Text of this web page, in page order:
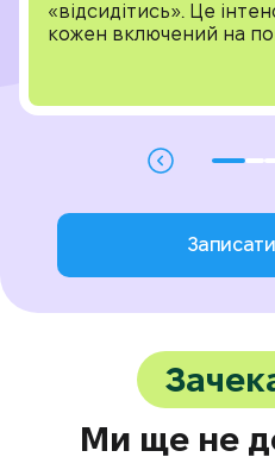
«відсидітись». Це
кожен включений на
Ми ще не